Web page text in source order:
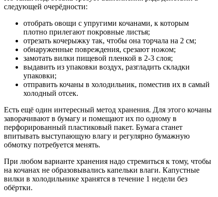
следующей очерёдности:
отобрать овощи с упругими кочанами, к которым
плотно прилегают покровные листья;
отрезать кочерыжку так, чтобы она торчала на 2 см;
обнаруженные повреждения, срезают ножом;
замотать вилки пищевой пленкой в 2-3 слоя;
выдавить из упаковки воздух, разгладить складки
упаковки;
отправить кочаны в холодильник, поместив их в самый
холодный отсек.
Есть ещё один интересный метод хранения. Для этого кочаны
заворачивают в бумагу и помещают их по одному в
перфорированный пластиковый пакет. Бумага станет
впитывать выступающую влагу и регулярно бумажную
обмотку потребуется менять.
При любом варианте хранения надо стремиться к тому, чтобы
на кочанах не образовывались капельки влаги. Капустные
вилки в холодильнике хранятся в течение 1 недели без
обёртки.